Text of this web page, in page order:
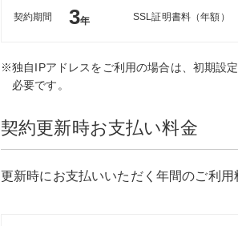
契約期間 3年 SSL証明書料（年額）
※独自IPアドレスをご利用の場合は、初期設
必要です。
契約更新時お支払い料金
更新時にお支払いいただく年間のご利用